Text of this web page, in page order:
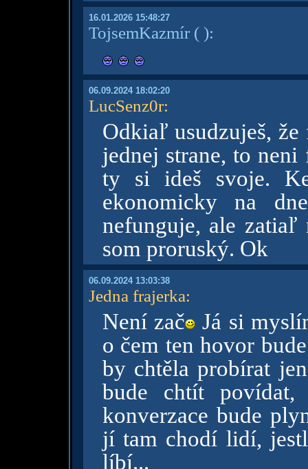
16.01.2026 15:48:27
TojsemKazmír( ):
06.09.2024 18:02:20
LucSenz0r:
Odkiaľ usudzuješ,
jednej strane, to
ty si ideš svoje.
ekonomicky na
nefunguje, ale zatiaľ
som proruský. Ok
06.09.2024 13:03:38
Jedna frajerka:
Není zač Já si
o čem ten hovor
by chtěla probírat
bude chtít
konverzace bude
jí tam chodí lidí,
líbí...